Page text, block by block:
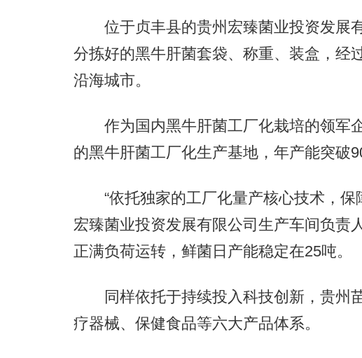
位于贞丰县的贵州宏臻菌业投资发展
分拣好的黑牛肝菌套袋、称重、装盒，经
沿海城市。
作为国内黑牛肝菌工厂化栽培的领军
的黑牛肝菌工厂化生产基地，年产能突破
“依托独家的工厂化量产核心技术，保
宏臻菌业投资发展有限公司生产车间负责
正满负荷运转，鲜菌日产能稳定在25吨。
同样依托于持续投入科技创新，贵州
疗器械、保健食品等六大产品体系。